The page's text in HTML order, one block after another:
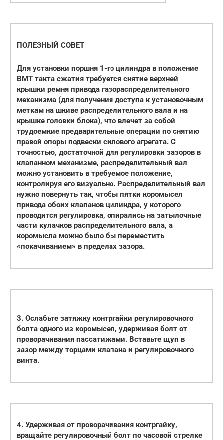
ПОЛЕЗНЫЙ СОВЕТ
Для установки поршня 1-го цилиндра в положение
ВМТ такта сжатия требуется снятие верхней
крышки ремня привода газораспределительного
механизма (для получения доступа к установочным
меткам на шкиве распределительного вала и на
крышке головки блока), что влечет за собой
трудоемкие предварительные операции по снятию
правой опоры подвески силового агрегата. С
точностью, достаточной для регулировки зазоров в
клапанном механизме, распределительный вал
можно установить в требуемое положение,
контролируя его визуально. Распределительный вал
нужно повернуть так, чтобы пятки коромысел
привода обоих клапанов цилиндра, у которого
проводится регулировка, опирались на затылочные
части кулачков распределительного вала, а
коромысла можно было бы переместить
«покачиванием» в пределах зазора.
3. Ослабьте затяжку контргайки регулировочного
болта одного из коромысел, удерживая болт от
проворачивания пассатижами. Вставьте щуп в
зазор между торцами клапана и регулировочного
винта.
4. Удерживая от проворачивания контргайку,
вращайте регулировочный болт по часовой стрелке